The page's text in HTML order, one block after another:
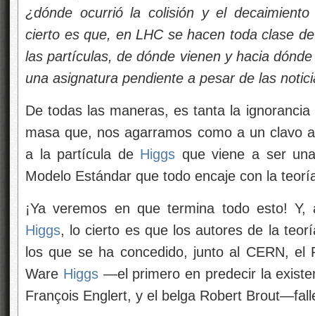
¿dónde ocurrió la colisión y el
cierto es que, en LHC se hacen toda clase
las partículas, de dónde vienen y hacia
una asignatura pendiente a pesar de las
De todas las maneras, es tanta la
masa que, nos agarramos como a un clavo
a la partícula de Higgs que viene a ser
Modelo Estándar que todo encaje con la
¡Ya veremos en que termina todo esto!
Higgs, lo cierto es que los autores de la
los que se ha concedido, junto al CERN, el
Ware Higgs—el primero en predecir la
François Englert, y el belga Robert